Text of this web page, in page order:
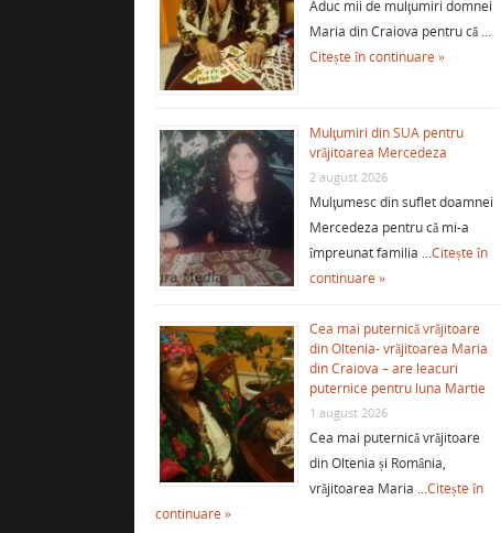
Aduc mii de mulţumiri domnei
Maria din Craiova pentru că …
Citește în continuare »
Mulţumiri din SUA pentru
vrăjitoarea Mercedeza
2 august 2026
Mulţumesc din suflet doamnei
Mercedeza pentru că mi-a
împreunat familia …Citește în
continuare »
Cea mai puternică vrăjitoare
din Oltenia- vrăjitoarea Maria
din Craiova – are leacuri
puternice pentru luna Martie
1 august 2026
Cea mai puternică vrăjitoare
din Oltenia și România,
vrăjitoarea Maria …Citește în
continuare »